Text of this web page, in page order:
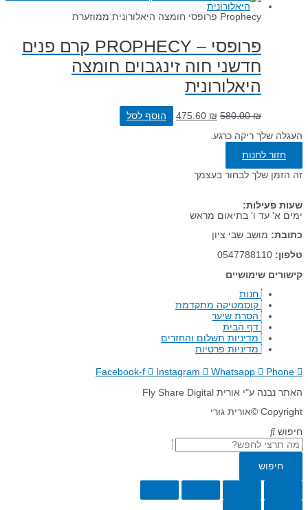
Prophecy פרופסי חומצה היאלורונית ממוזערת
פרופסי – PROPHECY קרם פנים
חדשני חוה זינגבוים חומצה
היאלורונית
580.00₪
475.60 ₪
הוסף לסל
העגלה שלך ריקה כרגע.
חזור לחנות
זה הזמן שלך לבחור בעצמך
שעות פעילות:
ימים א' עד ו' בתיאום מראש
כתובת: מושב שבי ציון
טלפון:
קישורים שימושיים
חנות
קוסמטיקה מתקדמת
הסרת שיער
דף הבית
מדיניות תשלום והחזרים
מדיניות פרטיות
Facebook-f Instagram Whatsapp
Phone
האתר נבנה ע"י אורית Fly Share Digital
Copyright ©אורית גורי
חיפוש
חיפוש